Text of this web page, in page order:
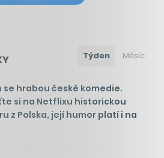
Týden Měsíc
se hrabou české komedie.
si na Netflixu historickou
z Polska, její humor platí i na